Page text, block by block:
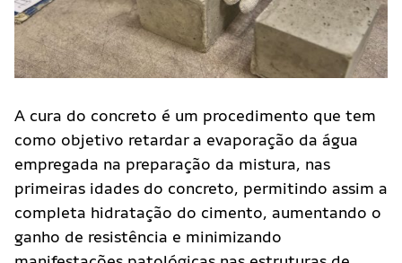
A cura do concreto é um procedimento que tem
como objetivo retardar a evaporação da água
empregada na preparação da mistura, nas
primeiras idades do concreto, permitindo assim a
completa hidratação do cimento, aumentando o
ganho de resistência e minimizando